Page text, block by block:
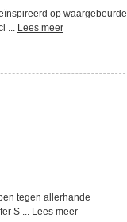
op waargebeurde
... Lees meer
tegen allerhande
S ... Lees meer